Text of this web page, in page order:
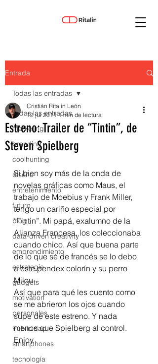
Entrada
Todas las entradas
marketing
branding
coolhunting
diseño
entretenimiento
futuro
blog
data-driven creativity
emprendimiento
estrategia
gadgets
motivation
personales
Publicidad
smartphones
tecnología
Todas las entradas
Estreno: Trailer de “Tintin”, de
Steven Spielberg
Cristián Ritalin León
12 jul 2011 1 min de lectura
Si bien soy más de la onda de
novelas gráficas como Maus, el
trabajo de Moebius y Frank Miller,
tengo un cariño especial por
“Tintin”. Mi papá, exalumno de la
Alianza Francesa, los coleccionaba
cuando chico. Así que buena parte
de lo que sé de francés se lo debo
a este pendex colorín y su perro
Milou.
Así que para qué les cuento como
se me abrieron los ojos cuando
supe de este estreno. Y nada
menos que Spielberg al control.
Enjoy.